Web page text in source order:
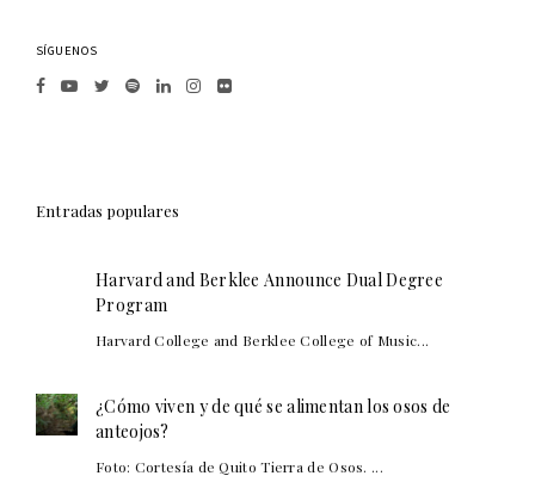
SÍGUENOS
Entradas populares
Harvard and Berklee Announce Dual Degree
Program
Harvard College and Berklee College of Music...
¿Cómo viven y de qué se alimentan los osos de
anteojos?
Foto: Cortesía de Quito Tierra de Osos. ...